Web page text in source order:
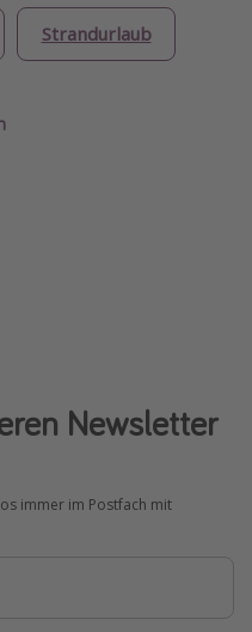
Strandurlaub
Newsletter
immer im Postfach mit